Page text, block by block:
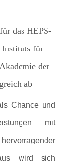
Chance und
mit
wird sich